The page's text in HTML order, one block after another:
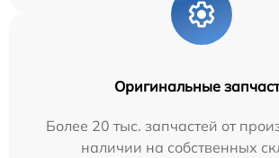
Оригинальные
Более 20 тыс. запчастей от
наличии на собственных